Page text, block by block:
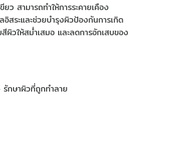
ว สามารถทำให้การระคายเคือง
สระและช่วยบำรุงผิวป้องกันการเกิด
ผิวให้สม่ำเสมอ และลดการอักเสบของ
กษาผิวที่ถูกทำลาย